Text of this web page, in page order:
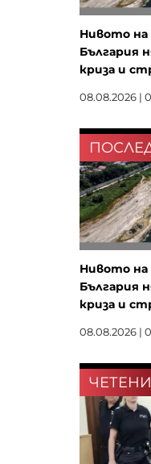
Нивото на
България
криза и
08.08.2026 |
Нивото на
България
криза и
08.08.2026 |
ЧЕТЕНИ